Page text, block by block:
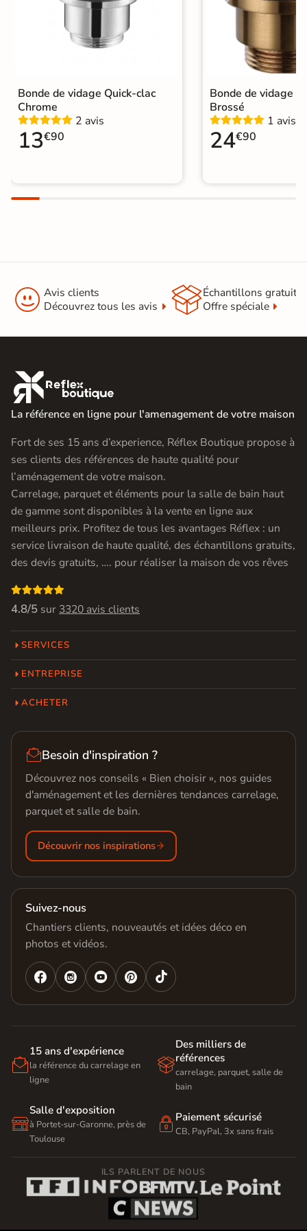
Catégories Vasque et Lavabo
Bonde de vidage Quick-clac
Chrome
2 avis
13€90
Bonde de vidage
Brossé
1 avis
24€90
 Avis clients
Découvrez tous les avis
Échantillons gratuit
Offre spéciale

La référence en ligne pour l'amenagement de votre maison
Fort de ses 15 ans d’experience, Réflex Boutique propose à
ses clients des références de haute qualité pour
l’aménagement de votre maison.
Carrelage, parquet et éléments pour la salle de bain haut
de gamme sont disponibles à la vente en ligne aux
meilleurs prix. Profitez de tous les avantages Réflex : un
service livraison de haute qualité, des échantillons gratuits,
des devis gratuits, …. pour réaliser la maison de vos rêves

4.8/5 sur 3320 avis clients
SERVICES
ENTREPRISE
ACHETER
Besoin d'inspiration ?
Découvrez nos conseils « Bien choisir », nos guides
d'aménagement et les dernières tendances carrelage,
parquet et salle de bain.
Découvrir nos inspirations
Suivez-nous
Chantiers clients, nouveautés et idées déco en
photos et vidéos.
   

15 ans d'expérience
la référence du carrelage en
ligne

Des milliers de
références
carrelage, parquet, salle de
bain

Salle d'exposition
à Portet-sur-Garonne, près de
Toulouse
 Paiement sécurisé
CB, PayPal, 3x sans frais
ILS PARLENT DE NOUS